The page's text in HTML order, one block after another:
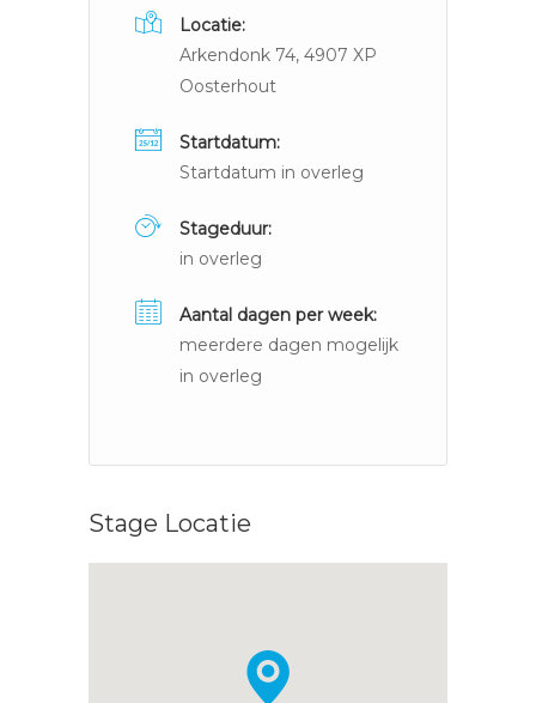
Locatie:
Arkendonk 74, 4907 XP
Oosterhout
Startdatum:
Startdatum in overleg
Stageduur:
in overleg
Aantal dagen per week:
meerdere dagen mogelijk
in overleg
Stage Locatie